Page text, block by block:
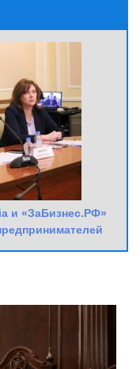
и «ЗаБизнес.РФ»